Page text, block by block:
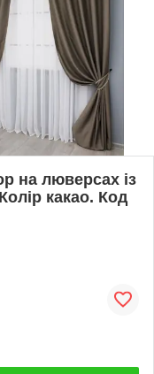
на люверсах із
какао. Код